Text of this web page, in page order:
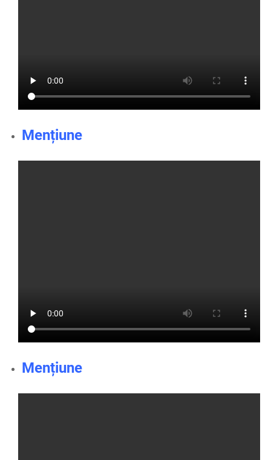
Mențiune
Mențiune